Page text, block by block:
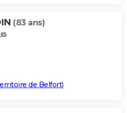
(83 ans)
de Belfort)